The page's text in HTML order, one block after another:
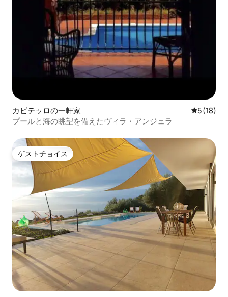
カピテッロの一軒家 レビュー
5 (18)
プールと海の眺望を備えたヴィラ・アンジェラ
ゲストチョイス
ゲストチョイス